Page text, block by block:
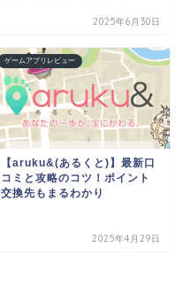
2025年6月30日
ゲームアプリレビュー
【aruku&(あるくと)】最新口
コミと攻略のコツ！ポイント
交換先もまるわかり
2025年4月29日